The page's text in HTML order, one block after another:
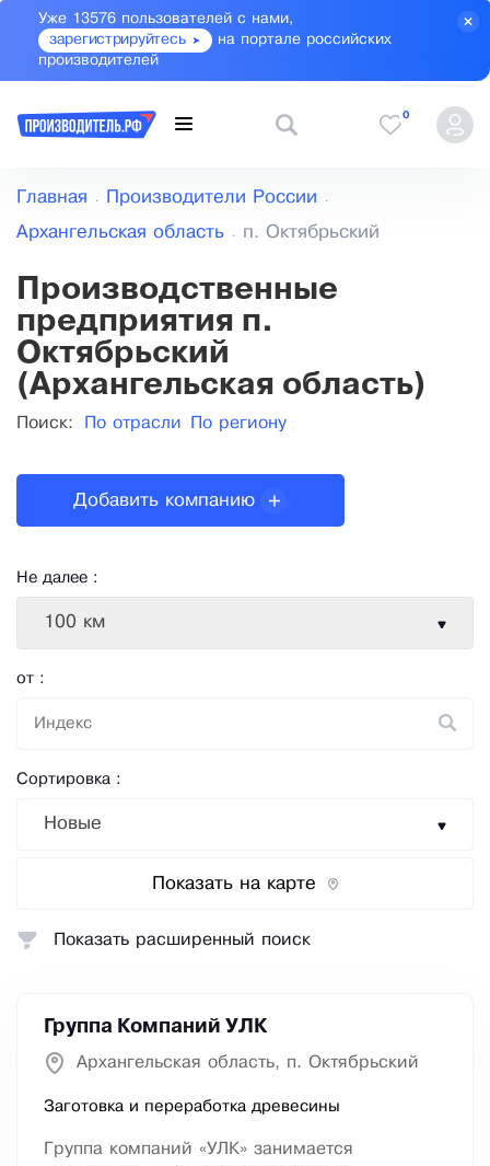
Уже 13576 пользователей с нами,
зарегистрируйтесь
на портале российских
производителей
0
Главная Производители России
Архангельская область п. Октябрьский
Производственные
предприятия п.
Октябрьский
(Архангельская область)
Поиск: По отрасли По региону
Не далее :
100 км
от :
Сортировка :
Новые
Показать на карте
Добавить компанию
Группа Компаний УЛК
Архангельская область, п. Октябрьский
Заготовка и переработка древесины
Группа компаний «УЛК» занимается
Показать расширенный поиск